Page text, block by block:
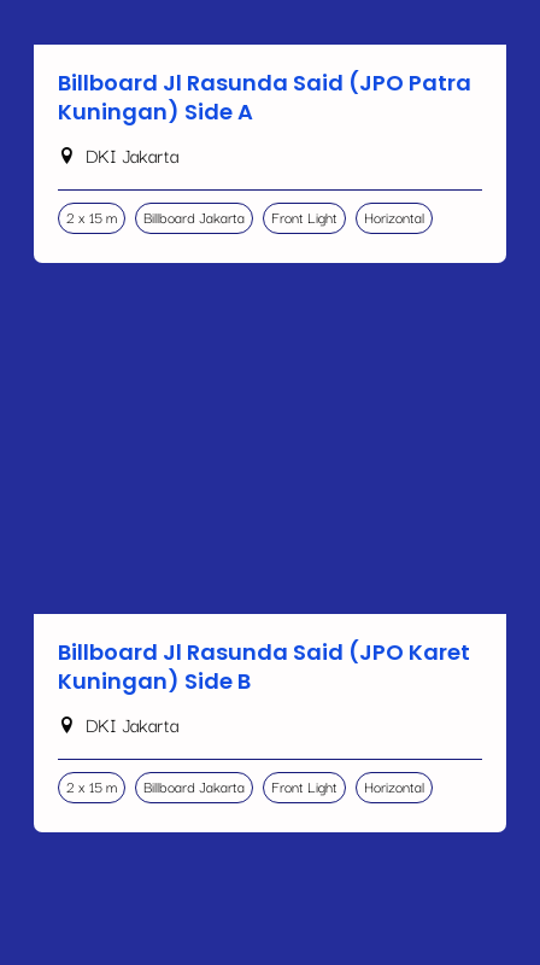
Billboard Jl Rasunda Said (JPO Patra
Kuningan) Side A
DKI Jakarta
2 x 15 m Billboard Jakarta Front Light Horizontal
Billboard Jl Rasunda Said (JPO Karet
Kuningan) Side B
DKI Jakarta
2 x 15 m Billboard Jakarta Front Light Horizontal